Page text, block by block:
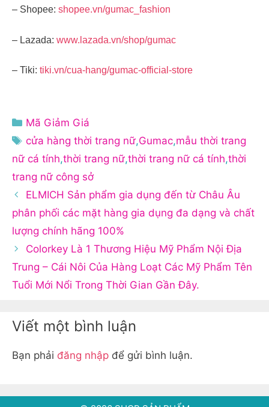
– Shopee: shopee.vn/gumac_fashion
– Lazada: www.lazada.vn/shop/gumac
– Tiki: tiki.vn/cua-hang/gumac-official-store
Danh
mục
Mã Giảm Giá
Thẻ
cửa hàng thời trang nữ,Gumac,mẫu thời trang
nữ cá tính,thời trang nữ,thời trang nữ cá tính,thời
trang nữ công sở
ELMICH Sản phẩm gia dụng đến từ Châu Âu
phân phối các mặt hàng gia dụng đa dạng và chất
lượng chính hãng 100%
Colorkey Là 1 Thương Hiệu Mỹ Phẩm Nội Địa
Trung – Cái Nôi Của Hàng Loạt Các Mỹ Phẩm Tên
Tuổi Mới Nổi Trong Thời Gian Gần Đây.
Viết một bình luận
Bạn phải đăng nhập để gửi bình luận.